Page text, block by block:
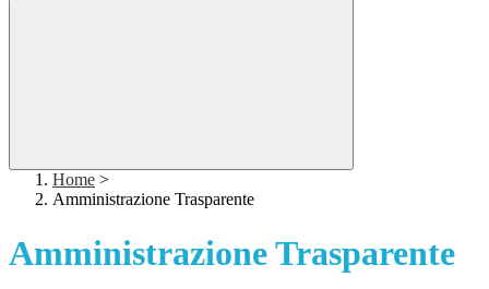
Home >
Amministrazione Trasparente
Amministrazione Trasparente